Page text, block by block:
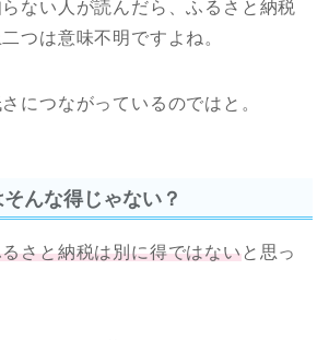
ない人が読んだら、ふるさと納税
つは意味不明ですよね。
につながっているのではと。
んな得じゃない？
さと納税は別に得ではないと思っ